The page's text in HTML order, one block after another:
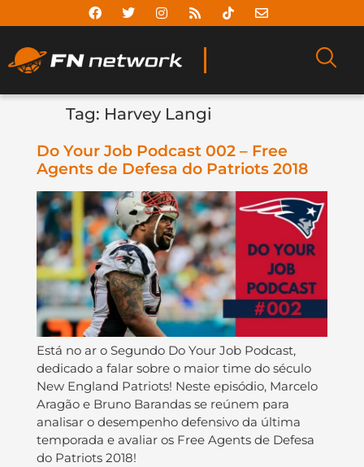
Tag: Harvey Langi
Do Your Job Podcast 002 – Free
Agents de Defesa do Patriots 2018
Está no ar o Segundo Do Your Job Podcast,
dedicado a falar sobre o maior time do século
New England Patriots! Neste episódio, Marcelo
Aragão e Bruno Barandas se reúnem para
analisar o desempenho defensivo da última
temporada e avaliar os Free Agents de Defesa
do Patriots 2018!